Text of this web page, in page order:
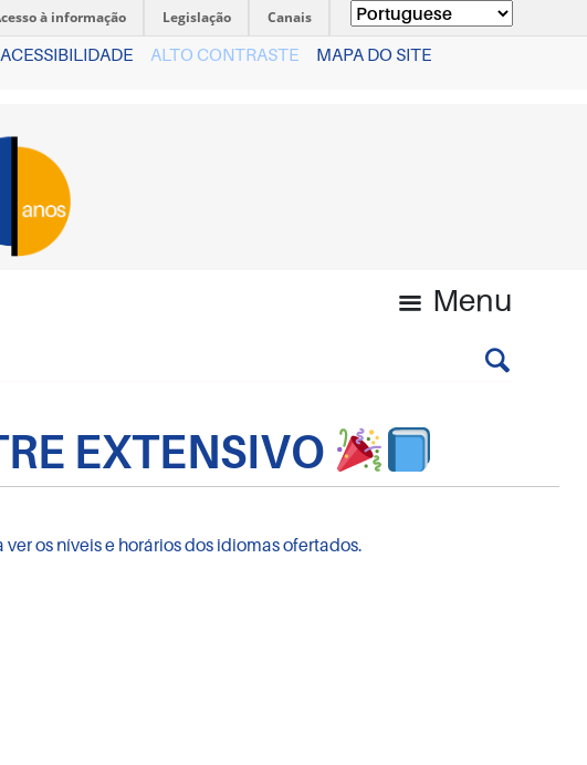
à informação Legislação Canais
ACESSIBILIDADE ALTO CONTRASTE MAPA DO SITE
Menu
EXTENSIVO
os níveis e horários dos idiomas ofertados.